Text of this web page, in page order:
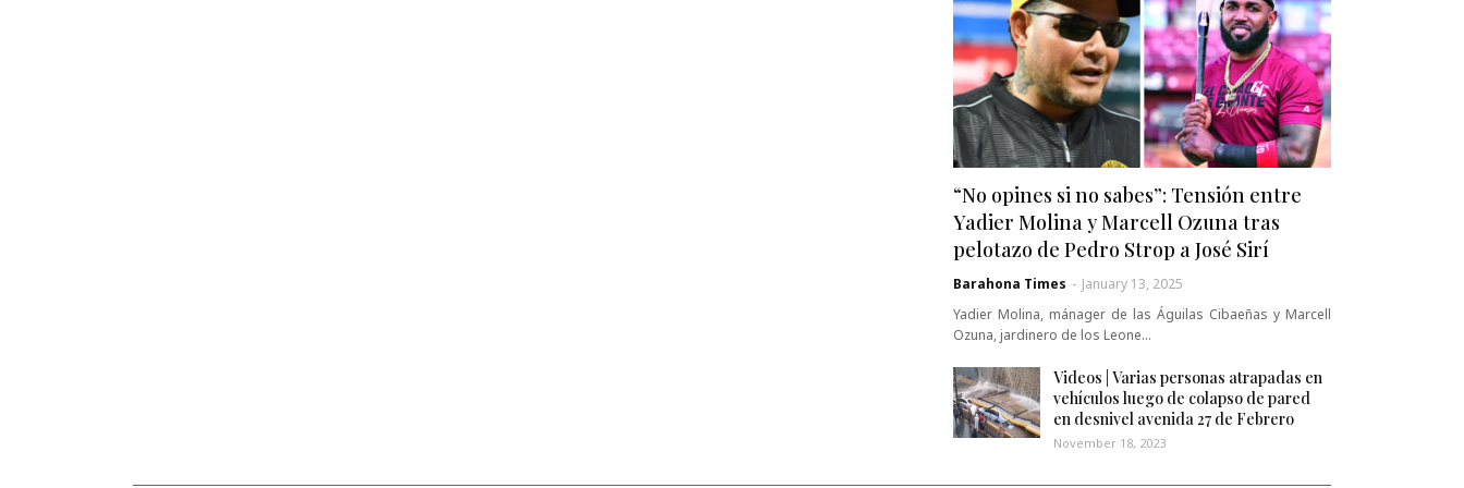
“No opines si no sabes”: Tensión entre
Yadier Molina y Marcell Ozuna tras
pelotazo de Pedro Strop a José Sirí
Barahona Times - January 13, 2025
Yadier Molina, mánager de las Águilas Cibaeñas y Marcell
Ozuna, jardinero de los Leone…
Videos | Varias personas atrapadas en
vehículos luego de colapso de pared
en desnivel avenida 27 de Febrero
November 18, 2023